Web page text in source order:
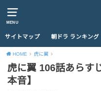
MENU
サイトマップ 朝ドラ ランキング
HOME 虎に翼
虎に翼 106話あらす
本音】